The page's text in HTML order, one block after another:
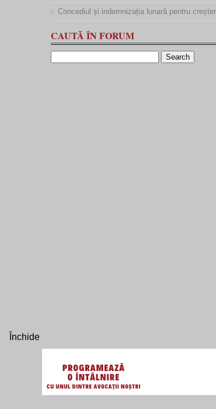
Concediul și indemnizația lunară pentru
CAUTĂ ÎN FORUM